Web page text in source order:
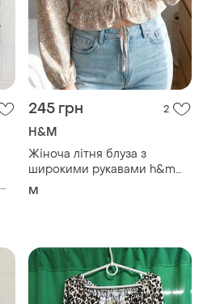
245 грн 2
H&M
Жіноча літня блуза з
широкими рукавами h&m
р.м
M